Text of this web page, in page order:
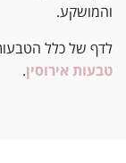
והמושקע.
לדף של כלל
טבעות אירוסין.